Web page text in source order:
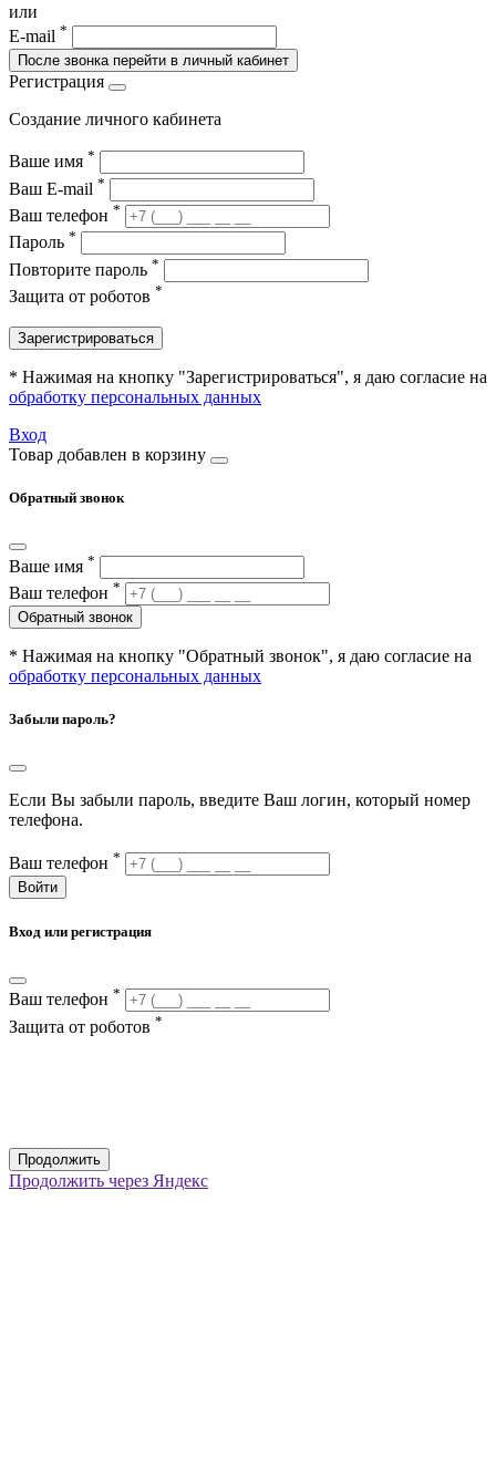
или
E-mail *
После звонка перейти в личный кабинет
Регистрация
Создание личного кабинета
Ваше имя *
Ваш E-mail *
Ваш телефон *
Пароль *
Повторите пароль *
Защита от роботов *
Зарегистрироваться
* Нажимая на кнопку "Зарегистрироваться", я даю согласие на
обработку персональных данных
Вход
Товар добавлен в корзину
Обратный звонок
Ваше имя *
Ваш телефон *
Обратный звонок
* Нажимая на кнопку "Обратный звонок", я даю согласие на
обработку персональных данных
Забыли пароль?
Если Вы забыли пароль, введите Ваш логин, который номер
телефона.
Ваш телефон *
Войти
Вход или регистрация
Ваш телефон *
Защита от роботов *
Продолжить
Продолжить через Яндекс